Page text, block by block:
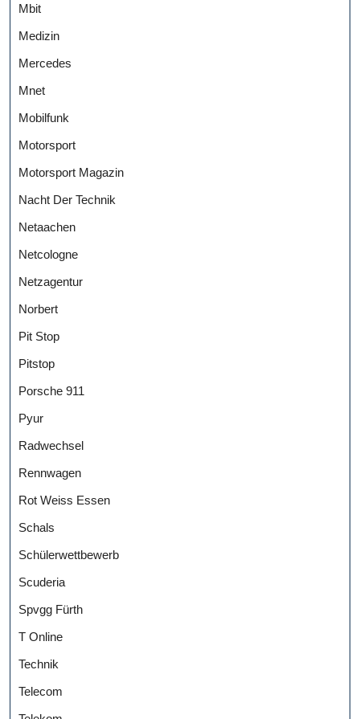
Mbit
Medizin
Mercedes
Mnet
Mobilfunk
Motorsport
Motorsport Magazin
Nacht Der Technik
Netaachen
Netcologne
Netzagentur
Norbert
Pit Stop
Pitstop
Porsche 911
Pyur
Radwechsel
Rennwagen
Rot Weiss Essen
Schals
Schülerwettbewerb
Scuderia
Spvgg Fürth
T Online
Technik
Telecom